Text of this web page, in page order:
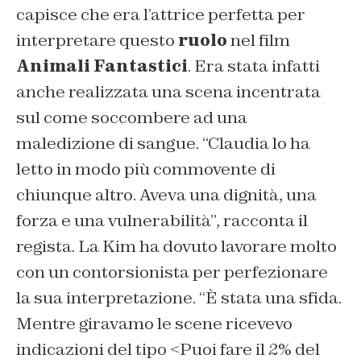
capisce che era l’attrice perfetta per
interpretare questo ruolonel film
Animali Fantastici. Era stata infatti
anche realizzata una scena incentrata
sul come soccombere ad una
maledizione di sangue. “Claudia lo ha
letto in modo più commovente di
chiunque altro. Aveva una dignità, una
forza e una vulnerabilità”,racconta il
regista. LaKim ha dovuto lavorare molto
con un contorsionista per perfezionare
la sua interpretazione. “È stata una sfida.
Mentre giravamo le scene ricevevo
indicazioni del tipo <Puoi fare il 2% del